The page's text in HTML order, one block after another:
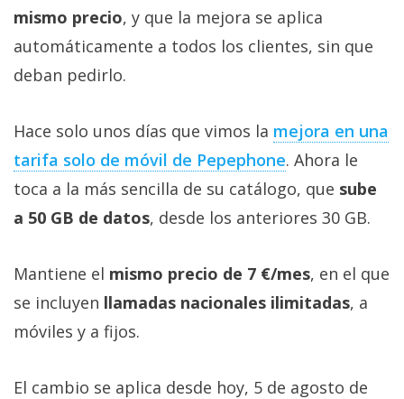
mismo precio, y que la mejora se aplica
automáticamente a todos los clientes, sin que
deban pedirlo.
Hace solo unos días que vimos la mejora en una
tarifa solo de móvil de Pepephone‎. Ahora le
toca a la más sencilla de su catálogo, que sube
a 50 GB de datos, desde los anteriores 30 GB.
Mantiene el mismo precio de 7 €/mes, en el que
se incluyen llamadas nacionales ilimitadas, a
móviles y a fijos.
El cambio se aplica desde hoy, 5 de agosto de